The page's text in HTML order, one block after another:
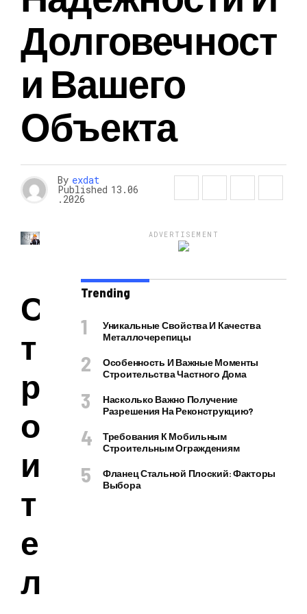
Долговечност
И Вашего
Объекта
By exdat
Published 13.06
.2026
С
т
р
о
и
т
е
л
ADVERTISEMENT
Trending
Уникальные Свойства И Качества
Металлочерепицы
Особенность И Важные Моменты
Строительства Частного Дома
Насколько Важно Получение
Разрешения На Реконструкцию?
Требования К Мобильным
Строительным Ограждениям
Фланец Стальной Плоский: Факторы
Выбора